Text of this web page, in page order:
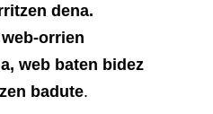
dena.
orrien
web baten bidez
badute.